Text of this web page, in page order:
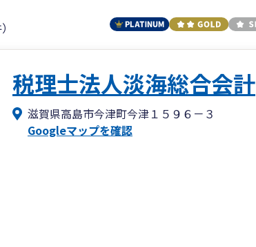
税理士法人淡海総合会計
滋賀県高島市今津町今津１５９６－３
Googleマップを確認